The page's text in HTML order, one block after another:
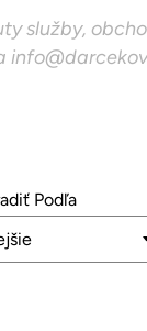
služby,
Podľa